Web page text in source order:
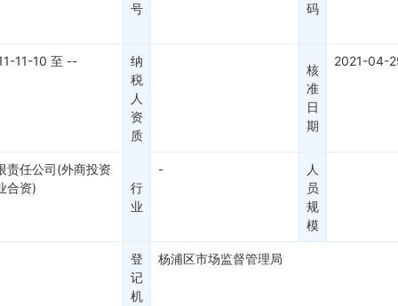
号
码
11-10 至 --
纳
税
人
资
质
核
准
日
期
2021-04-
责任公司(外商投资
合资)
行
业
-
人
员
规
模
登
记
机
杨浦区市场监督管理局